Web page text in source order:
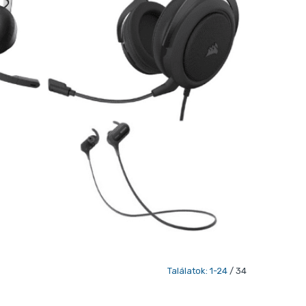
Találatok: 1-24 / 34